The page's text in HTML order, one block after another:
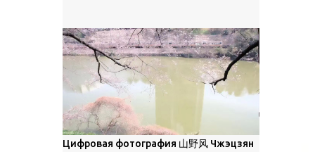
поверхностной изморози. В данном
случае усиливается зеркальное
отражение, что приводит к
искристости снега, зависящей от
положения наблюдателя и высоты
солнца. Зеркальные свойства наиболее
заметны при угле солнечного света 15°
и ниже; при более высокой солнечной
художественные музеи и галереи, он
был глубоко тронут и вдохновлен
красотой масляной живописи великих
мастеров. Искусствовед Брайан
Шервин прокомментировал картины
художника, заявив, что "Такаюки
Харада сочетает в себе классическую
Цифровая фотография 山野风 Чжэцзян